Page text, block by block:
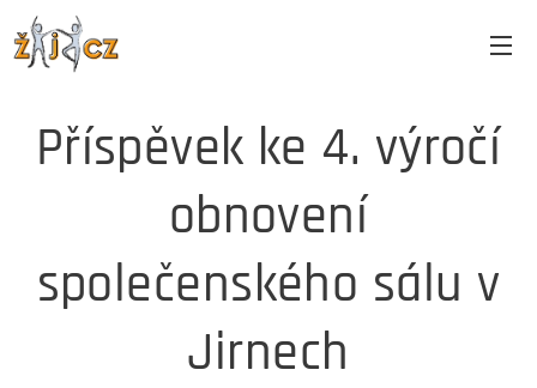
Příspěvek ke 4. výročí
obnovení
společenského sálu v
Jirnech